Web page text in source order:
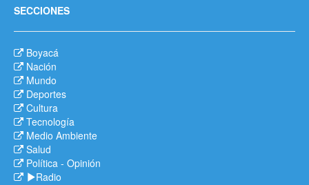
SECCIONES
Boyacá
Nación
Mundo
Deportes
Cultura
Tecnología
Medio Ambiente
Salud
Política - Opinión
Radio